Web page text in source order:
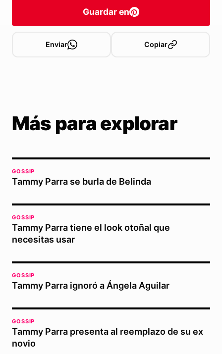
Guardar en
Enviar Copiar
Más para explorar
GOSSIP
Tammy Parra se burla de Belinda
GOSSIP
Tammy Parra tiene el look otoñal que
necesitas usar
GOSSIP
Tammy Parra ignoró a Ángela Aguilar
GOSSIP
Tammy Parra presenta al reemplazo de su ex
novio